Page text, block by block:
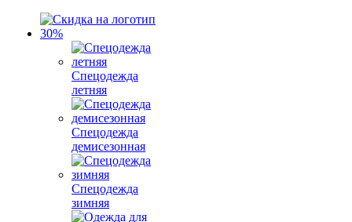
Спецодежда
летняя
Спецодежда
демисезонная
Спецодежда
зимняя